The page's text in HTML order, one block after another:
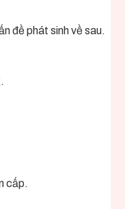
đề phát sinh về sau.
cấp.